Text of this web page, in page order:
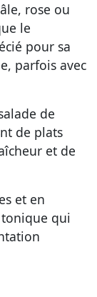
rose ou
le
pour sa
parfois avec
de
de plats
et de
et en
qui